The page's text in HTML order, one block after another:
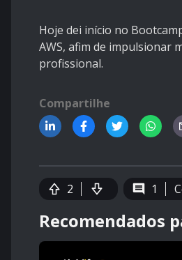
Hoje dei início no
AWS, afim de impulsionar
profissional.
Compartilhe
2 1
Recomendados